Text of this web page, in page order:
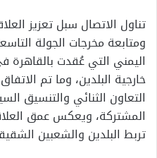
تناول الاتصال سبل تعزيز
ومتابعة مخرجات الجولة
خارجية البلدين، وما تم
التعاون الثنائي والتنسيق
المشتركة، ويعكس عمق
تربط البلدين والشعبين